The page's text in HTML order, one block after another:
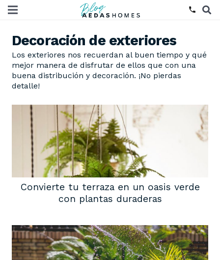
phone
Decoración de exteriores
Los exteriores nos recuerdan al buen tiempo y qué
mejor manera de disfrutar de ellos que con una
buena distribución y decoración. ¡No pierdas
detalle!
Convierte tu terraza en un oasis verde
con plantas duraderas